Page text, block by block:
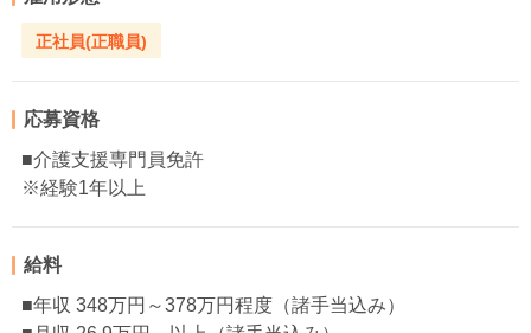
正社員(正職員)
応募資格
■介護支援専門員免許
※経験1年以上
給料
■年収 348万円～378万円程度（諸手当込み）